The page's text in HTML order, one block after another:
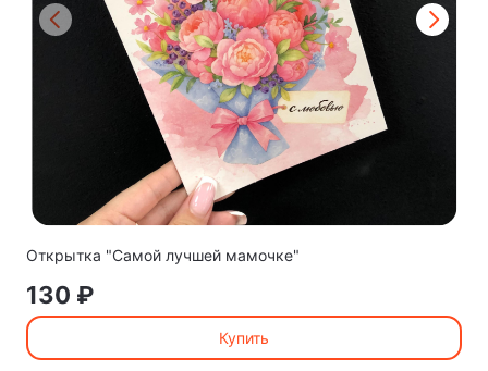
Открытка "Самой лучшей мамочке"
130 ₽
Купить